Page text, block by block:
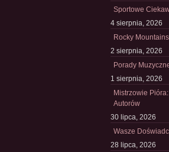
Sportowe
4 sierpnia, 2026
Rocky
2 sierpnia, 2026
Porady
1 sierpnia, 2026
Mistrzowie
Autorów
30 lipca, 2026
Wasze
28 lipca, 2026